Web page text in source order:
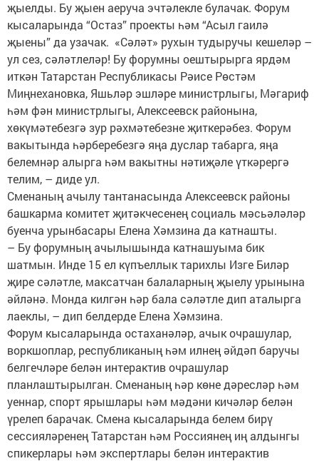
җыелды. Бу җыен аеруча эчтәлекле булачак. Форум
кысаларында “Остаз” проекты һәм “Асыл гаилә
җыены” да узачак. «Сәләт» рухын тудыручы кешеләр –
ул сез, сәләтлеләр! Бу форумны оештырырга ярдәм
иткән Татарстан Республикасы Рәисе Рөстәм
Миңнехановка, Яшьләр эшләре министрлыгы, Мәгариф
һәм фән министрлыгы, Алексеевск районына,
хөкүмәтебезгә зур рәхмәтебезне җиткерәбез. Форум
вакытында һәрберебезгә яңа дуслар табарга, яңа
белемнәр алырга һәм вакытны нәтиҗәле үткәрергә
телим, – диде ул.
Сменаның ачылу тантанасында Алексеевск районы
башкарма комитет җитәкчесенең социаль мәсьәләләр
буенча урынбасары Елена Хәмзина да катнашты.
– Бу форумның ачылышында катнашуыма бик
шатмын. Инде 15 ел күпъеллык тарихлы Изге Биләр
җире сәләтле, максатчан балаларның җыелу урынына
әйләнә. Монда килгән һәр бала сәләтле дип аталырга
лаеклы, – дип белдерде Елена Хәмзина.
Форум кысаларында остаханәләр, ачык очрашулар,
воркшоплар, республиканың һәм илнең әйдәп баручы
белгечләре белән интерактив очрашулар
планлаштырылган. Сменаның һәр көне дәресләр һәм
уеннар, спорт ярышлары һәм мәдәни кичәләр белән
үрелеп барачак. Смена кысаларында белем бирү
сессияләренең Татарстан һәм Россиянең иң алдынгы
спикерлары һәм экспертлары белән интерактив